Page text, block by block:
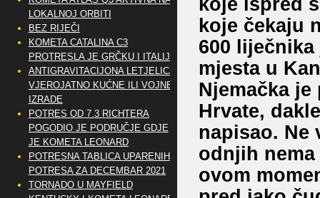
koje čekaju
600
mjesta u
Njemačka
Hrvate,
napisao. Ne
odnjih
ovom
LOKALNOJ ORBITI
BEZ RIJEČI
KOMETA CATALINA C3
PROTRESLA JE GRČKU I ITALIJU
ANTIGRAVITACIJONA LETJELICA
VJEROJATNO KUĆNE ILI VOJNE
IZRADE
POTRES OD 7.3 RICHTERA
POGODIO JE PODRUČJE GDJE
JE KOMETA LEONARD
POTRESNA TABLICA UPARENIH
POTRESA ZA DECEMBAR 2021
TORNADO U MAYFIELD